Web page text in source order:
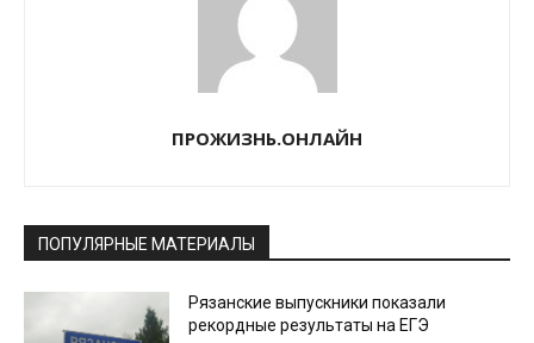
ПРОЖИЗНЬ.ОНЛАЙН
ПОПУЛЯРНЫЕ МАТЕРИАЛЫ
Рязанские выпускники показали
рекордные результаты на ЕГЭ